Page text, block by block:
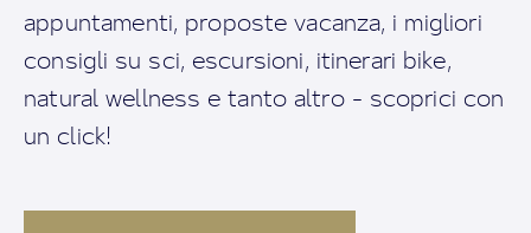
appuntamenti, proposte vacanza, i migliori
consigli su sci, escursioni, itinerari bike,
natural wellness e tanto altro - scoprici con
un click!